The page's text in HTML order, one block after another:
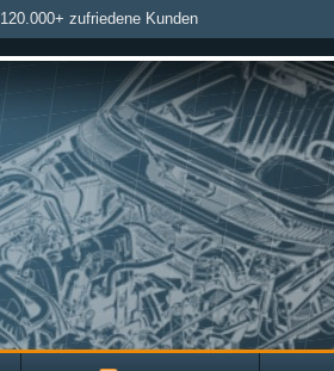
120.000+ zufriedene Kunden